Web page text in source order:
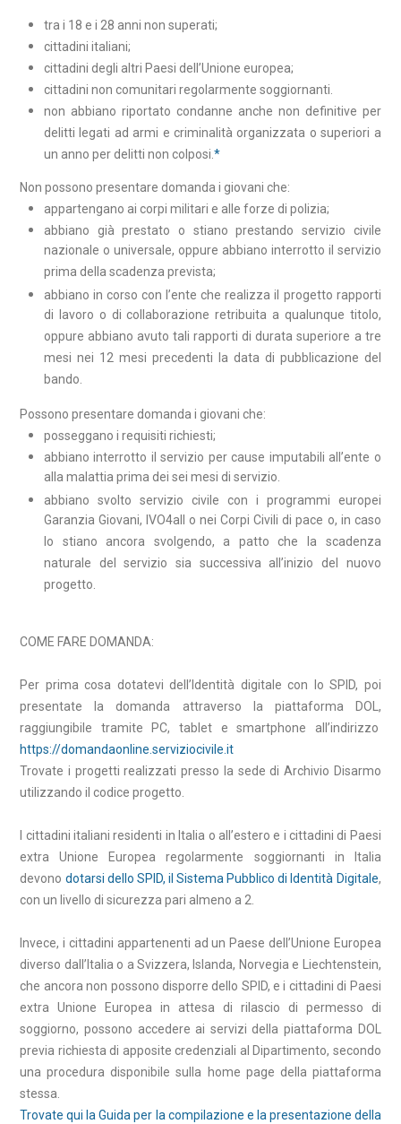
tra i 18 e i 28 anni non superati;
cittadini italiani;
cittadini degli altri Paesi dell’Unione europea;
cittadini non comunitari regolarmente soggiornanti.
non abbiano riportato condanne anche non definitive per
delitti legati ad armi e criminalità organizzata o superiori a
un anno per delitti non colposi.​*
Non possono presentare domanda i giovani che:
appartengano ai corpi militari e alle forze di polizia;
abbiano già prestato o stiano prestando servizio civile
nazionale o universale, oppure abbiano interrotto il servizio
prima della scadenza prevista;
abbiano in corso con l’ente che realizza il progetto rapporti
di lavoro o di collaborazione retribuita a qualunque titolo,
oppure abbiano avuto tali rapporti di durata superiore a tre
mesi nei 12 mesi precedenti la data di pubblicazione del
bando.
Possono presentare domanda i giovani che:
posseggano i requisiti richiesti;
abbiano interrotto il servizio per cause imputabili all’ente o
alla malattia prima dei sei mesi di servizio.
abbiano svolto servizio civile con i programmi europei
Garanzia Giovani, IVO4all o nei Corpi Civili di pace o, in caso
lo stiano ancora svolgendo, a patto che la scadenza
naturale del servizio sia successiva all’inizio del nuovo
progetto.
COME FARE DOMANDA:
Per prima cosa dotatevi dell’Identità digitale con lo SPID, poi
presentate la domanda attraverso la piattaforma DOL,
raggiungibile tramite PC, tablet e smartphone all’indirizzo
https://domandaonline.serviziocivile.it
Trovate i progetti realizzati presso la sede di Archivio Disarmo
utilizzando il codice progetto.
I cittadini italiani residenti in Italia o all’estero e i cittadini di Paesi
extra Unione Europea regolarmente soggiornanti in Italia
devono dotarsi dello SPID, il Sistema Pubblico di Identità Digitale,
con un livello di sicurezza pari almeno a 2.
Invece, i cittadini appartenenti ad un Paese dell’Unione Europea
diverso dall’Italia o a Svizzera, Islanda, Norvegia e Liechtenstein,
che ancora non possono disporre dello SPID, e i cittadini di Paesi
extra Unione Europea in attesa di rilascio di permesso di
soggiorno, possono accedere ai servizi della piattaforma DOL
previa richiesta di apposite credenziali al Dipartimento, secondo
una procedura disponibile sulla home page della piattaforma
stessa.
Trovate qui la Guida per la compilazione e la presentazione della